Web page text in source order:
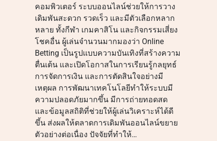
คอมพิวเตอร์ ระบบออนไลน์ช่วยให้การวาง
เดิมพันสะดวก รวดเร็ว และมีตัวเลือกหลาก
หลาย ทั้งกีฬา เกมคาสิโน และกิจกรรมเสี่ยง
โชคอื่น ผู้เล่นจำนวนมากมองว่า Online
Betting เป็นรูปแบบความบันเทิงที่สร้างความ
ตื่นเต้น และเปิดโอกาสในการเรียนรู้กลยุทธ์
การจัดการเงิน และการตัดสินใจอย่างมี
เหตุผล การพัฒนาเทคโนโลยีทำให้ระบบมี
ความปลอดภัยมากขึ้น มีการถ่ายทอดสด
และข้อมูลสถิติที่ช่วยให้ผู้เล่นวิเคราะห์ได้ดี
ขึ้น ส่งผลให้ตลาดการเดิมพันออนไลน์ขยาย
ตัวอย่างต่อเนื่อง ปัจจัยที่ทำให้…